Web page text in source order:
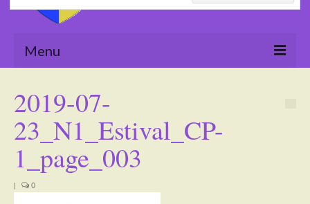
Menu
La Mairie
Le village
Tourisme
2019-07-
23_N1_Estival_CP-
1_page_003
| 0